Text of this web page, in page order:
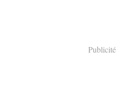
Publicité